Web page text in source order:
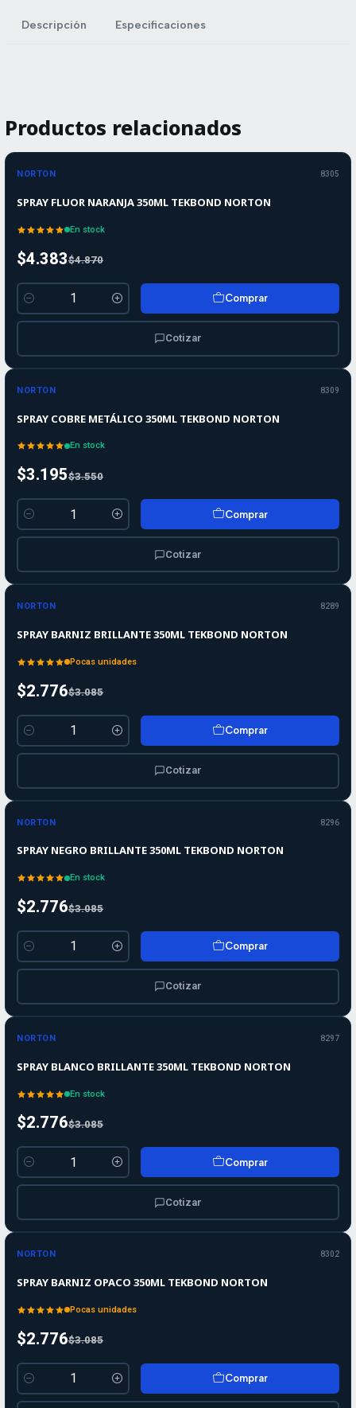
Descripción Especificaciones
Productos relacionados
-10%
-10%OFF
NORTON 8305
SPRAY FLUOR NARANJA 350ML TEKBOND NORTON
En stock
$4.383$4.870
Cantidad
Comprar
Cotizar
-10%OFF
NORTON 8309
SPRAY COBRE METÁLICO 350ML TEKBOND NORTON
En stock
$3.195$3.550
Cantidad
Comprar
Cotizar
-10%OFF
NORTON 8289
SPRAY BARNIZ BRILLANTE 350ML TEKBOND NORTON
Pocas unidades
$2.776$3.085
Cantidad
Comprar
Cotizar
-10%OFF
NORTON 8296
SPRAY NEGRO BRILLANTE 350ML TEKBOND NORTON
En stock
$2.776$3.085
Cantidad
Comprar
Cotizar
-10%OFF
NORTON 8297
SPRAY BLANCO BRILLANTE 350ML TEKBOND NORTON
En stock
$2.776$3.085
Cantidad
Comprar
Cotizar
-10%OFF
NORTON 8302
SPRAY BARNIZ OPACO 350ML TEKBOND NORTON
Pocas unidades
$2.776$3.085
Cantidad
Comprar